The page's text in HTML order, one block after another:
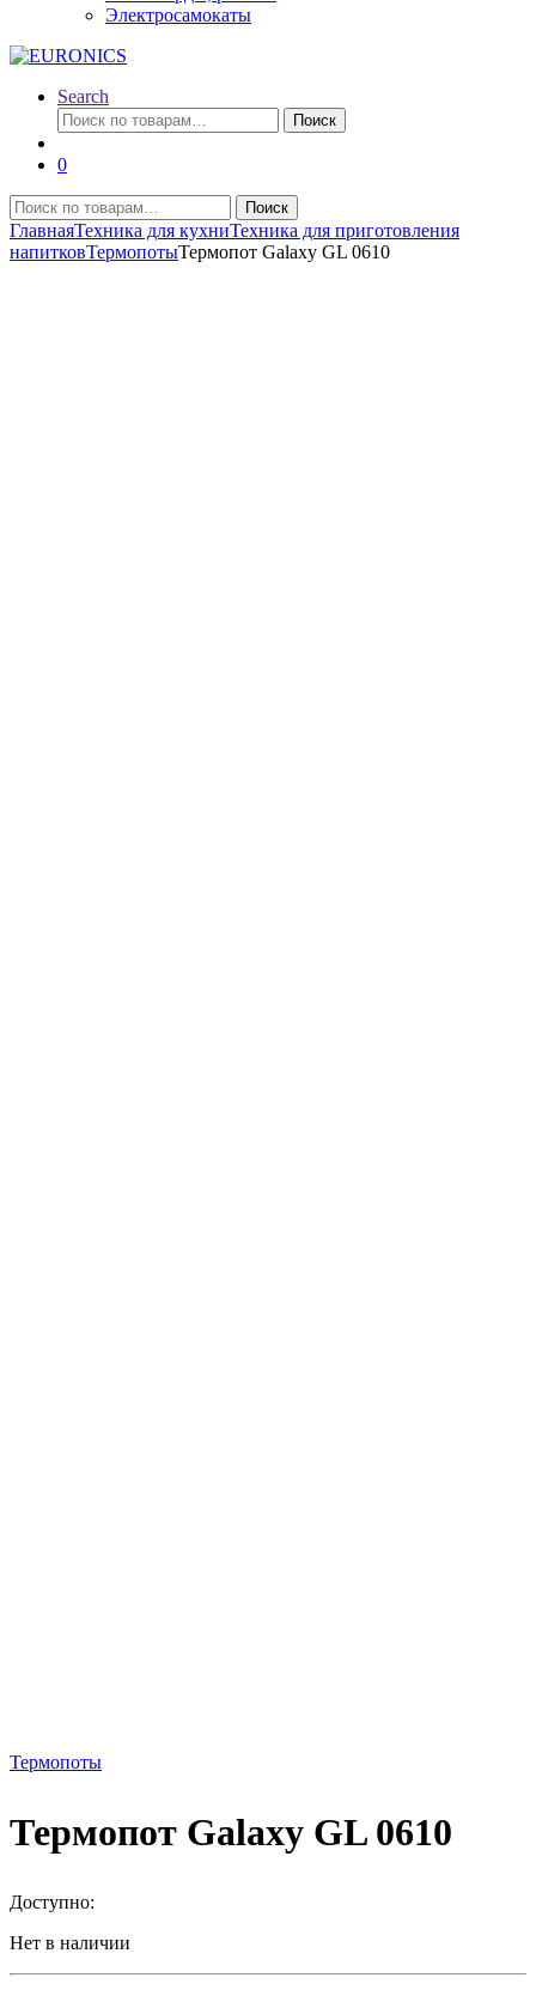
Электросамокаты
Search
Искать:
Поиск
0
Искать:
Поиск
ГлавнаяТехника для кухниТехника для приготовления
напитковТермопотыТермопот Galaxy GL 0610
Термопоты
Термопот Galaxy GL 0610
Доступно:
Нет в наличии